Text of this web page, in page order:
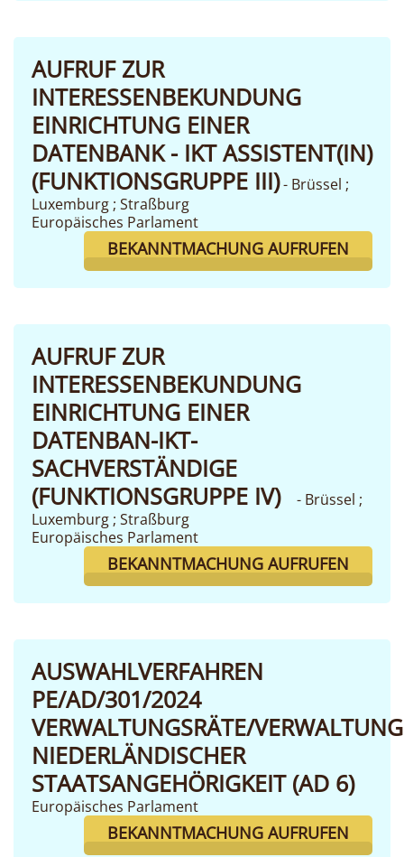
AUFRUF ZUR
INTERESSENBEKUNDUNG
EINRICHTUNG EINER
DATENBANK - IKT ASSISTENT(IN)
(FUNKTIONSGRUPPE III)- Brüssel ;
Luxemburg ; Straßburg
Europäisches Parlament
BEKANNTMACHUNG AUFRUFEN
AUFRUF ZUR
INTERESSENBEKUNDUNG
EINRICHTUNG EINER
DATENBAN-IKT-
SACHVERSTÄNDIGE
(FUNKTIONSGRUPPE IV)
- Brüssel ;
Luxemburg ; Straßburg
Europäisches Parlament
BEKANNTMACHUNG AUFRUFEN
AUSWAHLVERFAHREN
PE/AD/301/2024
VERWALTUNGSRÄTE/
NIEDERLÄNDISCHER
STAATSANGEHÖRIGKEIT (AD 6)
Europäisches Parlament
BEKANNTMACHUNG AUFRUFEN